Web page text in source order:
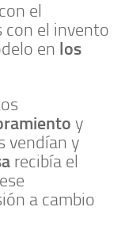
con el
con el invento
en los
y
vendían y
recibía el
a cambio